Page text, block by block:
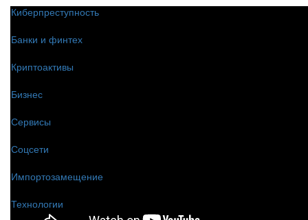
Киберпреступность
Банки и финтех
Криптоактивы
Бизнес
Сервисы
Соцсети
Импортозамещение
Технологии